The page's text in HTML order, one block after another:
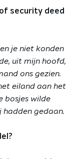
security deed
je niet konden
uit mijn hoofd,
ons gezien.
eiland aan het
bosjes wilde
gedaan.